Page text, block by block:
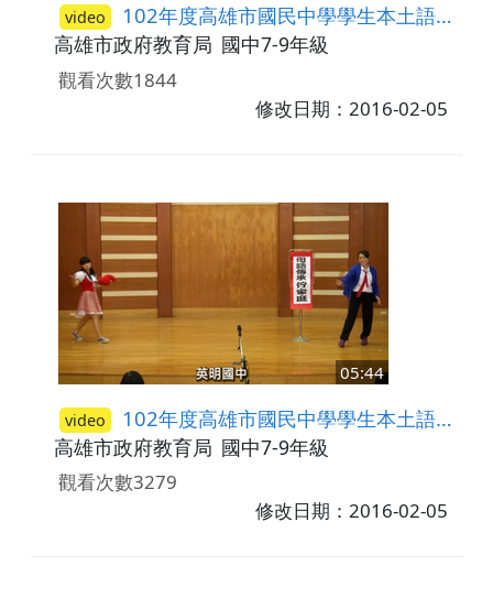
video 102年度高雄市國民中學學生本土語言(臺灣閩南語)說唱藝術比賽─答喙鼓比賽第一名-五福國中
高雄市政府教育局 國中7-9年級
觀看次數1844
修改日期：2016-02-05
05:44
video 102年度高雄市國民中學學生本土語言(臺灣閩南語)說唱藝術比賽─答喙鼓比賽第一名-英明國中
高雄市政府教育局 國中7-9年級
觀看次數3279
修改日期：2016-02-05